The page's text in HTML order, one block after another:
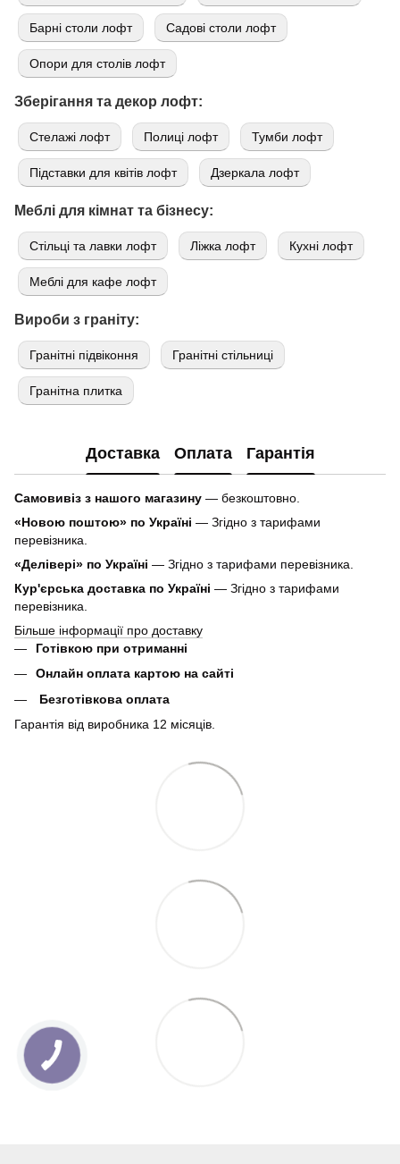
Барні столи лофт Садові столи лофт
Опори для столів лофт
Зберігання та декор лофт:
Стелажі лофт Полиці лофт Тумби лофт
Підставки для квітів лофт Дзеркала лофт
Меблі для кімнат та бізнесу:
Стільці та лавки лофт Ліжка лофт Кухні лофт
Меблі для кафе лофт
Вироби з граніту:
Гранітні підвіконня Гранітні стільниці
Гранітна плитка
Доставка Оплата Гарантія
Самовивіз з нашого магазину — безкоштовно.
«Новою поштою» по Україні — Згідно з тарифами
перевізника.
«Делівері» по Україні — Згідно з тарифами перевізника.
Кур'єрська доставка по Україні — Згідно з тарифами
перевізника.
Більше інформації про доставку
Готівкою при отриманні
Онлайн оплата картою на сайті
Безготівкова оплата
Гарантія від виробника 12 місяців.